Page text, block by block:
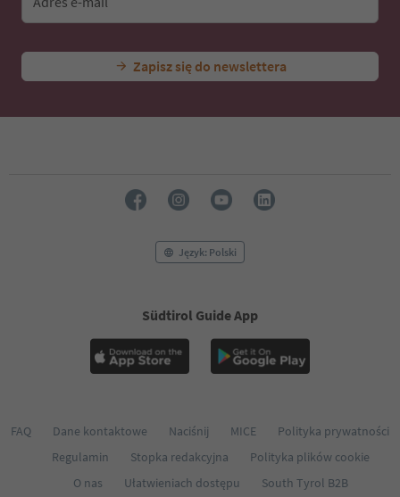
Zapisz się do newslettera
Język: Polski
Südtirol Guide App
FAQ Dane kontaktowe Naciśnij MICE
Polityka prywatności
Regulamin
Stopka redakcyjna
Polityka plików cookie
O nas
Ułatwieniach dostępu South Tyrol B2B